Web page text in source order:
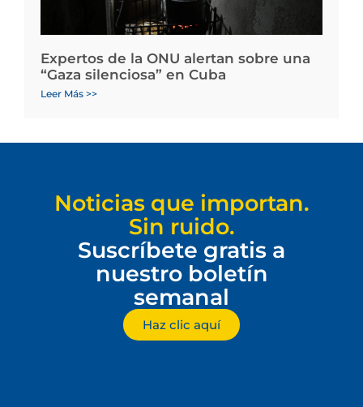
Expertos de la ONU alertan sobre una
“Gaza silenciosa” en Cuba
Leer Más >>
Noticias que importan.
Sin ruido.
Suscríbete gratis a
nuestro boletín
semanal
Haz clic aquí